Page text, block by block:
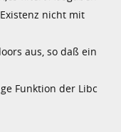
nicht mit
aus, so daß ein
Funktion der Libc